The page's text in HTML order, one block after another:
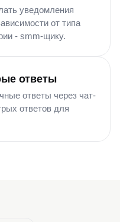
уведомления
от типа
- smm-щику.
ответы
ответы через чат-
ответов для